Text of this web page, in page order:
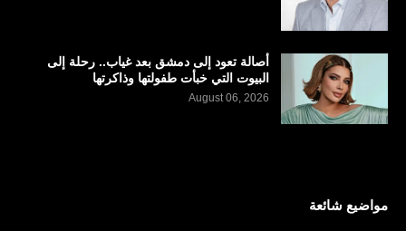
أصالة تعود إلى دمشق بعد غياب.. رحلة إلى
البيوت التي خبأت طفولتها وذاكرتها
August 06, 2026
مواضيع شائعة